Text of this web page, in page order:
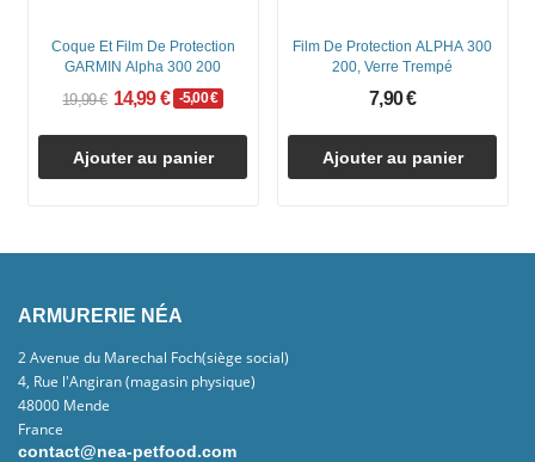
Coque Et Film De Protection
GARMIN Alpha 300 200
19,99 € 14,99 € -5,00 €
Ajouter au panier
Film De Protection ALPHA 300
200, Verre Trempé
7,90 €
Ajouter au panier
ARMURERIE NÉA
2 Avenue du Marechal Foch(siège social)
4, Rue l'Angiran (magasin physique)
48000 Mende
France
contact@nea-petfood.com